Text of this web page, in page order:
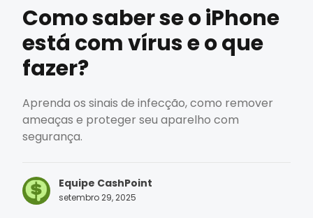
Como saber se o iPhone
está com vírus e o que
fazer?
Aprenda os sinais de infecção, como remover
ameaças e proteger seu aparelho com
segurança.
Equipe CashPoint
setembro 29, 2025